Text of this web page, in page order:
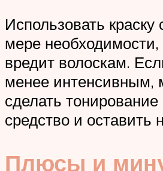
Использовать краску
мере необходимости,
вредит волоскам.
менее интенсивным,
сделать тонирование
средство и оставить
Плюсы и